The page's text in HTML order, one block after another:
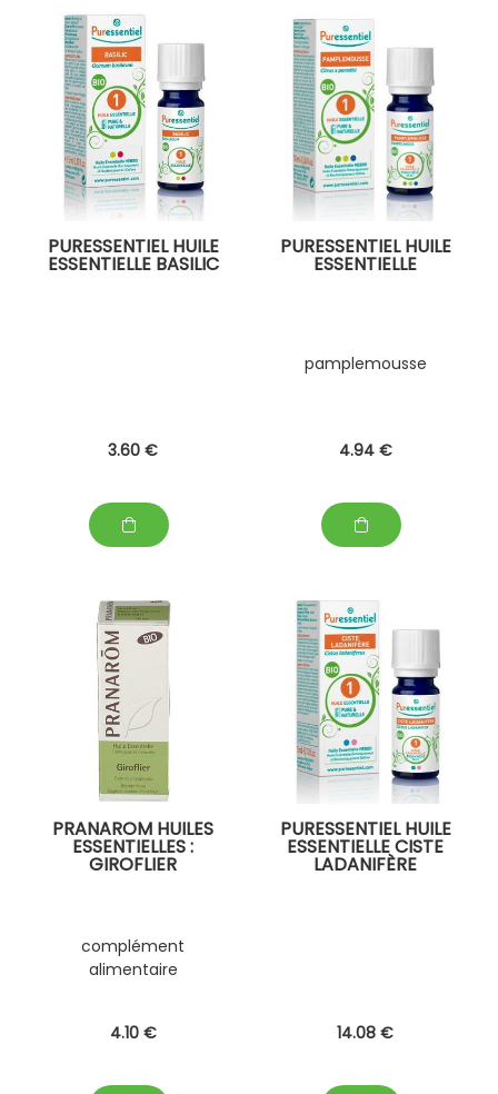
PURESSENTIEL HUILE
ESSENTIELLE BASILIC
3.60 €
PURESSENTIEL HUILE
ESSENTIELLE
pamplemousse
4.94 €
PRANAROM HUILES
ESSENTIELLES :
GIROFLIER
complément
alimentaire
4.10 €
PURESSENTIEL HUILE
ESSENTIELLE CISTE
LADANIFÈRE
14.08 €